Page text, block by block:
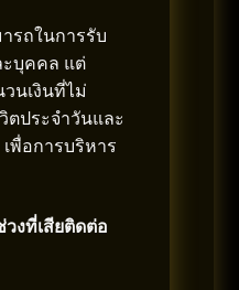
รถในการรับ
ะบุคคล แต่
นเงินที่ไม่
ตประจำวันและ
เพื่อการบริหาร
วงที่เสียติดต่อ